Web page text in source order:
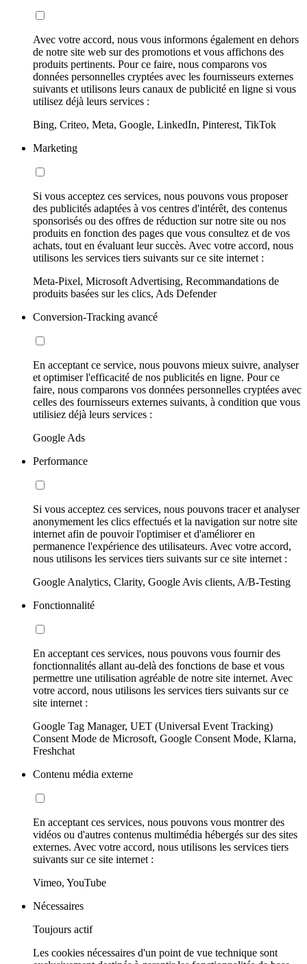
Avec votre accord, nous vous informons également en dehors
de notre site web sur des promotions et vous affichons des
produits pertinents. Pour ce faire, nous comparons vos
données personnelles cryptées avec les fournisseurs externes
suivants et utilisons leurs canaux de publicité en ligne si vous
utilisez déjà leurs services :
Bing, Criteo, Meta, Google, LinkedIn, Pinterest, TikTok
Marketing
Si vous acceptez ces services, nous pouvons vous proposer
des publicités adaptées à vos centres d'intérêt, des contenus
sponsorisés ou des offres de réduction sur notre site ou nos
produits en fonction des pages que vous consultez et de vos
achats, tout en évaluant leur succès. Avec votre accord, nous
utilisons les services tiers suivants sur ce site internet :
Meta-Pixel, Microsoft Advertising, Recommandations de
produits basées sur les clics, Ads Defender
Conversion-Tracking avancé
En acceptant ce service, nous pouvons mieux suivre, analyser
et optimiser l'efficacité de nos publicités en ligne. Pour ce
faire, nous comparons vos données personnelles cryptées avec
celles des fournisseurs externes suivants, à condition que vous
utilisiez déjà leurs services :
Google Ads
Performance
Si vous acceptez ces services, nous pouvons tracer et analyser
anonymement les clics effectués et la navigation sur notre site
internet afin de pouvoir l'optimiser et d'améliorer en
permanence l'expérience des utilisateurs. Avec votre accord,
nous utilisons les services tiers suivants sur ce site internet :
Google Analytics, Clarity, Google Avis clients, A/B-Testing
Fonctionnalité
En acceptant ces services, nous pouvons vous fournir des
fonctionnalités allant au-delà des fonctions de base et vous
permettre une utilisation agréable de notre site internet. Avec
votre accord, nous utilisons les services tiers suivants sur ce
site internet :
Google Tag Manager, UET (Universal Event Tracking)
Consent Mode de Microsoft, Google Consent Mode, Klarna,
Freshchat
Contenu média externe
En acceptant ces services, nous pouvons vous montrer des
vidéos ou d'autres contenus multimédia hébergés sur des sites
externes. Avec votre accord, nous utilisons les services tiers
suivants sur ce site internet :
Vimeo, YouTube
Nécessaires
Toujours actif
Les cookies nécessaires d'un point de vue technique sont